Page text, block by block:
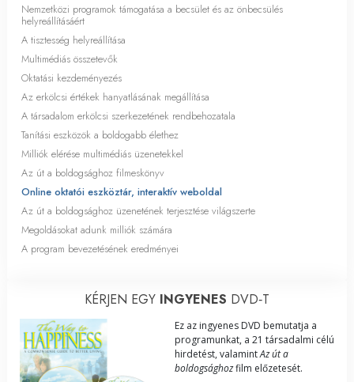
Nemzetközi programok támogatása a becsület és az önbecsülés
helyreállításáért
A tisztesség helyreállítása
Multimédiás összetevők
Oktatási kezdeményezés
Az erkölcsi értékek hanyatlásának megállítása
A társadalom erkölcsi szerkezetének rendbehozatala
Tanítási eszközök a boldogabb élethez
Milliók elérése multimédiás üzenetekkel
Az út a boldogsághoz filmeskönyv
Online oktatói eszköztár, interaktív weboldal
Az út a boldogsághoz üzenetének terjesztése világszerte
Megoldásokat adunk milliók számára
A program bevezetésének eredményei
KÉRJEN EGY INGYENES DVD‑T
Ez az ingyenes DVD bemutatja a
programunkat, a 21 társadalmi célú
hirdetést, valamintAz út a
boldogsághozfilm előzetesét.